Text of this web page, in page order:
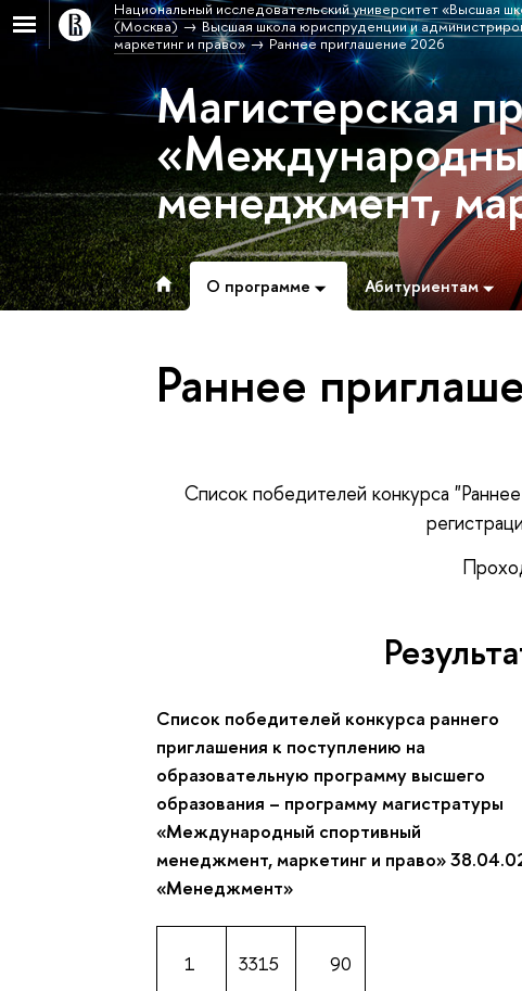
Национальный исследовательский университет «Высшая
(Москва)
Высшая школа юриспруденции и
маркетинг и право»
Раннее приглашение 2026
Магистерская
менеджмент,
О программе Абитуриентам
Раннее
Список победителей конкурса
Список победителей конкурса раннего
приглашения к поступлению на
образовательную программу высшего
образования – программу магистратуры
«Международный спортивный
менеджмент, маркетинг и право»
«Менеджмент»
1 3315 90